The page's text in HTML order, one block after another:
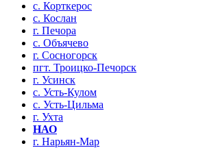
с. Корткерос
с. Кослан
г. Печора
с. Объячево
г. Сосногорск
пгт. Троицко-Печорск
г. Усинск
с. Усть-Кулом
с. Усть-Цильма
г. Ухта
НАО
г. Нарьян-Мар